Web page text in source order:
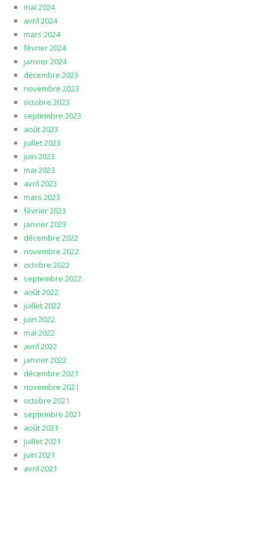
mai 2024
avril 2024
mars 2024
février 2024
janvier 2024
décembre 2023
novembre 2023
octobre 2023
septembre 2023
août 2023
juillet 2023
juin 2023
mai 2023
avril 2023
mars 2023
février 2023
janvier 2023
décembre 2022
novembre 2022
octobre 2022
septembre 2022
août 2022
juillet 2022
juin 2022
mai 2022
avril 2022
janvier 2022
décembre 2021
novembre 2021
octobre 2021
septembre 2021
août 2021
juillet 2021
juin 2021
avril 2021